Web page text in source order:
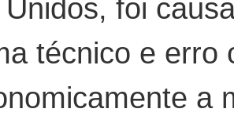
foi
técnico e erro
a